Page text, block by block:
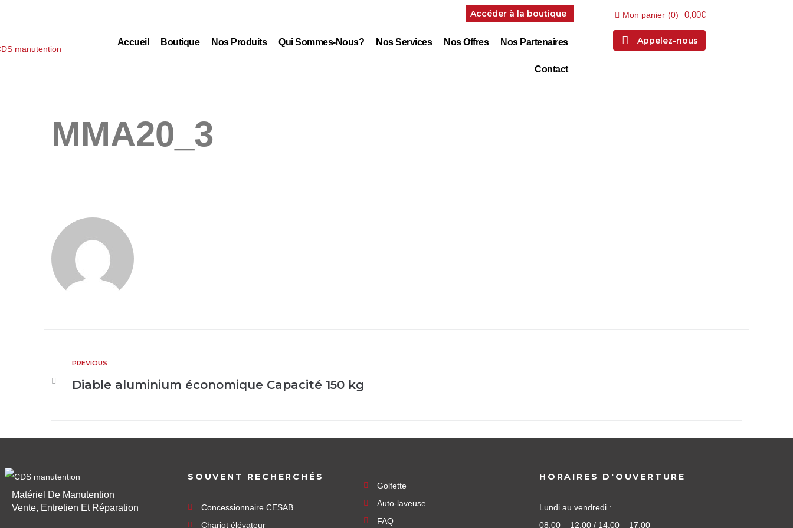
Accéder à la boutique
Accueil Boutique Nos Produits Qui Sommes-Nous? Nos Services Nos Offres Nos Partenaires
Contact
Mon panier (0) 0,00€
Appelez-nous
MMA20_3
PREVIOUS
Diable aluminium économique Capacité 150 kg
Matériel De Manutention
Vente, Entretien Et Réparation
SOUVENT RECHERCHÉS
Concessionnaire CESAB
Chariot élévateur
Golfette
Auto-laveuse
FAQ
HORAIRES D'OUVERTURE
Lundi au vendredi :
08:00 – 12:00 / 14:00 – 17:00